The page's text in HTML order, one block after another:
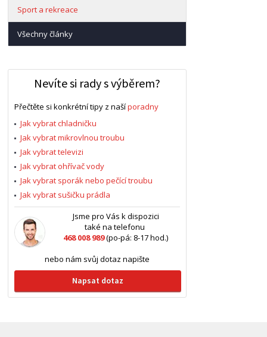
Sport a rekreace
Všechny články
Nevíte si rady s výběrem?
Přečtěte si konkrétní tipy z našíporadny
Jak vybrat chladničku
Jak vybrat mikrovlnou troubu
Jak vybrat televizi
Jak vybrat ohřívač vody
Jak vybrat sporák nebo pečící troubu
Jak vybrat sušičku prádla
Jsme pro Vás k dispozici
také na telefonu
468 008 989(po-pá: 8-17 hod.)
nebo nám svůj dotaz napište
Napsat dotaz